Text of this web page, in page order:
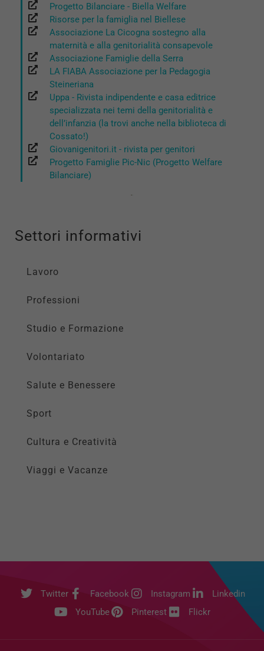
Progetto Bilanciare - Biella Welfare
Risorse per la famiglia nel Biellese
Associazione La Cicogna sostegno alla
maternità e alla genitorialità consapevole
Associazione Famiglie della Serra
LA FIABA Associazione per la Pedagogia
Steineriana
Uppa - Rivista indipendente e casa editrice
specializzata nei temi della genitorialità e
dell’infanzia (la trovi anche nella biblioteca di
Cossato!)
Giovanigenitori.it - rivista per genitori
Progetto Famiglie Pic-Nic (Progetto Welfare
Bilanciare)
Settori informativi
Lavoro
Professioni
Studio e Formazione
Volontariato
Salute e Benessere
Sport
Cultura e Creatività
Viaggi e Vacanze
Twitter Facebook Instagram
Linkedin
YouTube
Pinterest Flickr